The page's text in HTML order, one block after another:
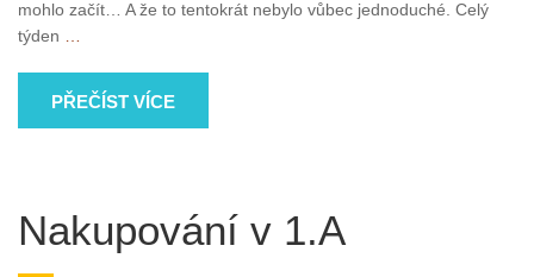
mohlo začít… A že to tentokrát nebylo vůbec jednoduché. Celý
týden
PŘEČÍST VÍCE
Nakupování v 1.A